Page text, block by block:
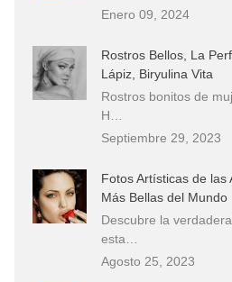
Enero 09, 2024
Rostros Bellos, La
Lápiz, Biryulina Vita
Rostros bonitos de
H…
Septiembre 29, 2023
Fotos Artísticas de las
Más Bellas del Mundo
Descubre la
esta…
Agosto 25, 2023